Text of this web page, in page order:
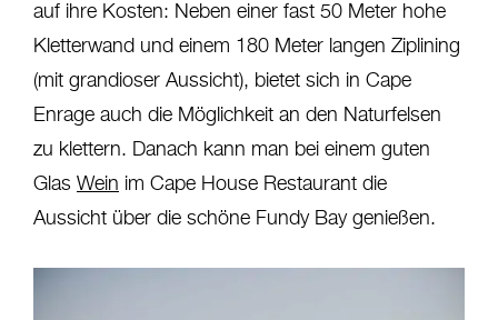
auf ihre Kosten: Neben einer fast 50 Meter hohe
Kletterwand und einem 180 Meter langen Ziplining
(mit grandioser Aussicht), bietet sich in Cape
Enrage auch die Möglichkeit an den Naturfelsen
zu klettern. Danach kann man bei einem guten
Glas Wein im Cape House Restaurant die
Aussicht über die schöne Fundy Bay genießen.